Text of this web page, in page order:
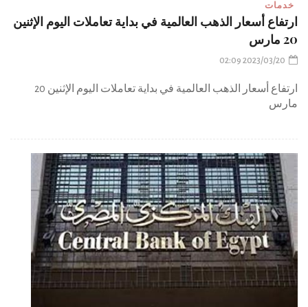
خدمات
ارتفاع أسعار الذهب العالمية في بداية تعاملات اليوم الإثنين
20 مارس
2023/03/20 02:09
ارتفاع أسعار الذهب العالمية في بداية تعاملات اليوم الإثنين 20
مارس